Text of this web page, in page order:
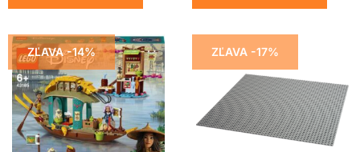
ZĽAVA -14% ZĽAVA -17%